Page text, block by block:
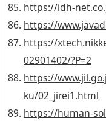
https://idh-
https://
https://
02901402/?P=2
https://
ku/02_jirei1.html
https://human-